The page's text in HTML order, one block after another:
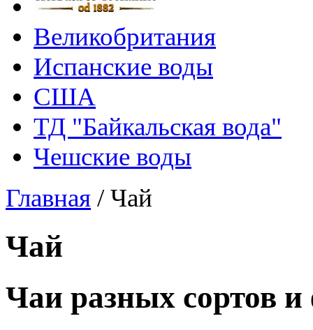
Великобритания
Испанские воды
США
ТД "Байкальская вода"
Чешские воды
Главная /Чай
Чай
Чаи разных сортов и